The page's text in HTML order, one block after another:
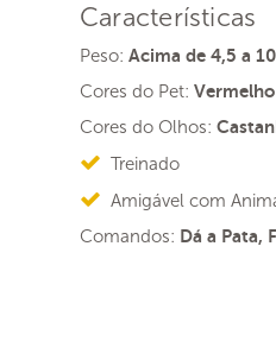
Características
Peso: Acima de 4,5 a
Cores do Pet: Vermelho
Cores do Olhos:
Treinado
Amigável com
Comandos: Dá a Pata,